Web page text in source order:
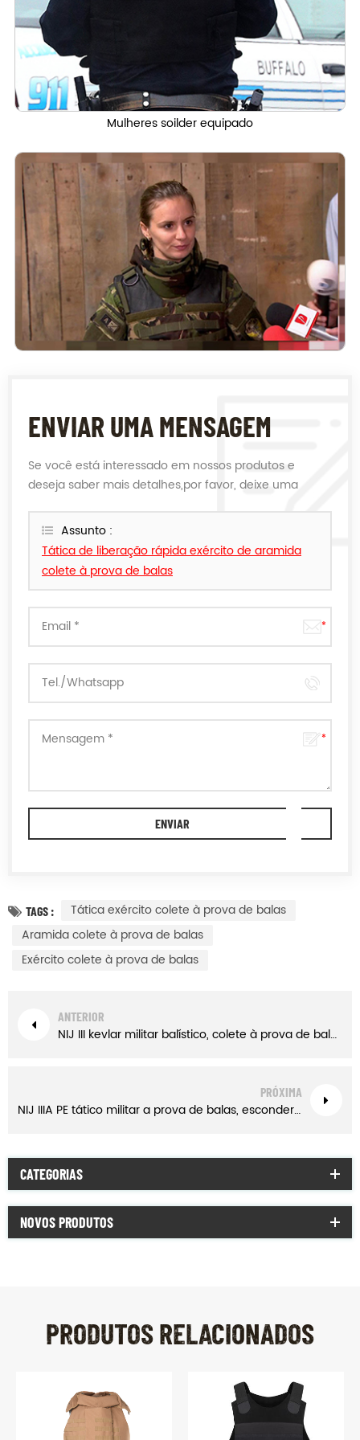
Mulheres soilder equipado
ENVIAR UMA MENSAGEM
Se você está interessado em nossos produtos e
deseja saber mais detalhes,por favor, deixe uma
possível.Assunto :
Tática de liberação rápida exército de aramida
colete à prova de balas
TAGS :
Tática exército colete à prova de balas
Aramida colete à prova de balas
Exército colete à prova de balas
ANTERIOR
NIJ III kevlar militar balístico, colete à prova de bala armadura
PRÓXIMA
NIJ IIIA PE tático militar a prova de balas, esconder colete
CATEGORIAS
NOVOS PRODUTOS
PRODUTOS RELACIONADOS